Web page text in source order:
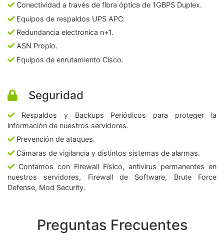
Conectividad a través de fibra óptica de 1GBPS Duplex.
Equipos de respaldos UPS APC.
Redundancia electronica n+1.
ASN Propio.
Equipos de enrutamiento Cisco.
Seguridad
Respaldos y Backups Periódicos para proteger la
información de nuestros servidores.
Prevención de ataques.
Cámaras de vigilancia y distintos sistemas de alarmas.
Contamos con Firewall Físico, antivirus permanentes en
nuestros servidores, Firewall de Software, Brute Force
Defense, Mod Security.
Preguntas Frecuentes